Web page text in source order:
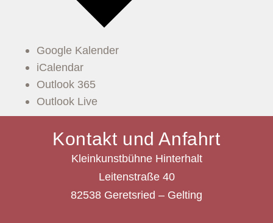
Google Kalender
iCalendar
Outlook 365
Outlook Live
Kontakt und Anfahrt
Kleinkunstbühne Hinterhalt
Leitenstraße 40
82538 Geretsried – Gelting